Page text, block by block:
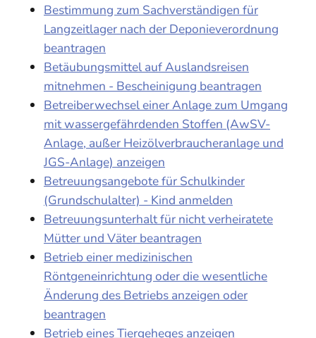
Bestimmung zum Sachverständigen für
Langzeitlager nach der Deponieverordnung
beantragen
Betäubungsmittel auf Auslandsreisen
mitnehmen - Bescheinigung beantragen
Betreiberwechsel einer Anlage zum Umgang
mit wassergefährdenden Stoffen (AwSV-
Anlage, außer Heizölverbraucheranlage und
JGS-Anlage) anzeigen
Betreuungsangebote für Schulkinder
(Grundschulalter) - Kind anmelden
Betreuungsunterhalt für nicht verheiratete
Mütter und Väter beantragen
Betrieb einer medizinischen
Röntgeneinrichtung oder die wesentliche
Änderung des Betriebs anzeigen oder
beantragen
Betrieb eines Tiergeheges anzeigen